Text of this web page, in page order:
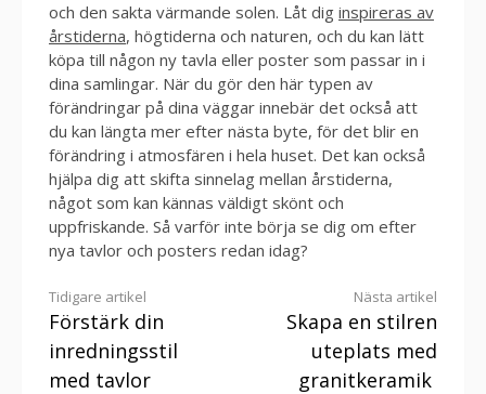
och den sakta värmande solen. Låt dig inspireras av
årstiderna, högtiderna och naturen, och du kan lätt
köpa till någon ny tavla eller poster som passar in i
dina samlingar. När du gör den här typen av
förändringar på dina väggar innebär det också att
du kan längta mer efter nästa byte, för det blir en
förändring i atmosfären i hela huset. Det kan också
hjälpa dig att skifta sinnelag mellan årstiderna,
något som kan kännas väldigt skönt och
uppfriskande. Så varför inte börja se dig om efter
nya tavlor och posters redan idag?
Continue
Reading
Tidigare artikel
Förstärk din
inredningsstil
med tavlor
Nästa artikel
Skapa en stilren
uteplats med
granitkeramik